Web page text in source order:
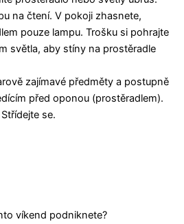
na čtení. V pokoji zhasnete,
pouze lampu. Trošku si pohrajte
světla, aby stíny na prostěradle
zajímavé předměty a postupně
před oponou (prostěradlem).
se.
víkend podniknete?